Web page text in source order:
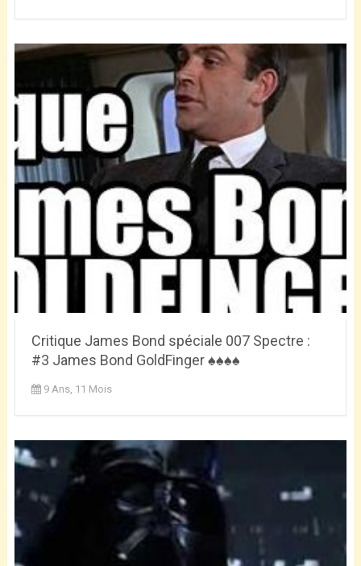
Critique James Bond spéciale 007 Spectre :
#3 James Bond GoldFinger ♠♠♠♠
9 Ans, 11 Mois